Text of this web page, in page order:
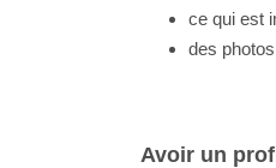
ce qui est
des
Avoir un